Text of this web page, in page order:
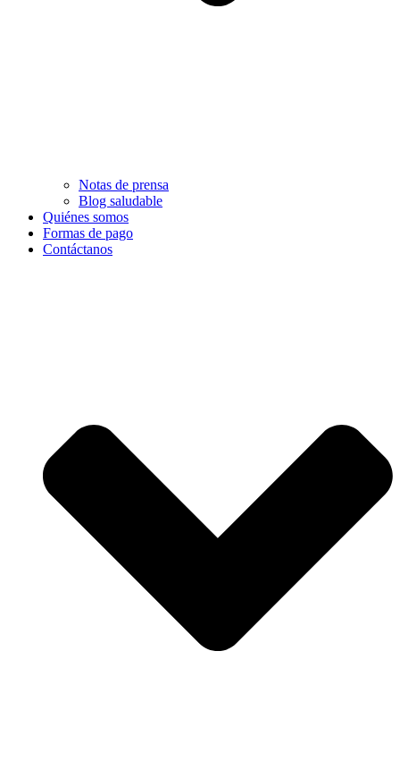
Notas de prensa
Blog saludable
Quiénes somos
Formas de pago
Contáctanos